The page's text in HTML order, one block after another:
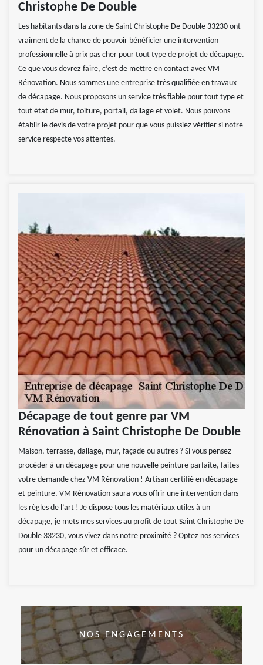
Christophe De Double
Les habitants dans la zone de Saint Christophe De Double 33230 ont
vraiment de la chance de pouvoir bénéficier une intervention
professionnelle à prix pas cher pour tout type de projet de décapage.
Ce que vous devrez faire, c’est de mettre en contact avec VM
Rénovation. Nous sommes une entreprise très qualifiée en travaux
de décapage. Nous proposons un service très fiable pour tout type et
tout état de mur, toiture, portail, dallage et volet. Nous pouvons
établir le devis de votre projet pour que vous puissiez vérifier si notre
service respecte vos attentes.
Décapage de tout genre par VM
Rénovation à Saint Christophe De Double
Maison, terrasse, dallage, mur, façade ou autres ? Si vous pensez
procéder à un décapage pour une nouvelle peinture parfaite, faites
votre demande chez VM Rénovation ! Artisan certifié en décapage
et peinture, VM Rénovation saura vous offrir une intervention dans
les règles de l’art ! Je dispose tous les matériaux utiles à un
décapage, je mets mes services au profit de tout Saint Christophe De
Double 33230, vous vivez dans notre proximité ? Optez nos services
pour un décapage sûr et efficace.
NOS ENGAGEMENTS